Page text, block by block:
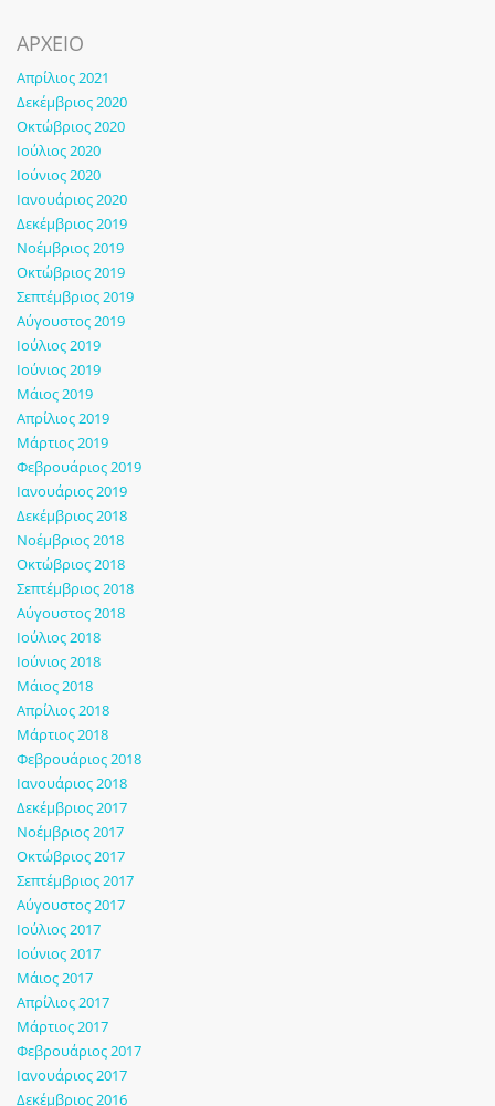
ΑΡΧΕΙΟ
Απρίλιος 2021
Δεκέμβριος 2020
Οκτώβριος 2020
Ιούλιος 2020
Ιούνιος 2020
Ιανουάριος 2020
Δεκέμβριος 2019
Νοέμβριος 2019
Οκτώβριος 2019
Σεπτέμβριος 2019
Αύγουστος 2019
Ιούλιος 2019
Ιούνιος 2019
Μάιος 2019
Απρίλιος 2019
Μάρτιος 2019
Φεβρουάριος 2019
Ιανουάριος 2019
Δεκέμβριος 2018
Νοέμβριος 2018
Οκτώβριος 2018
Σεπτέμβριος 2018
Αύγουστος 2018
Ιούλιος 2018
Ιούνιος 2018
Μάιος 2018
Απρίλιος 2018
Μάρτιος 2018
Φεβρουάριος 2018
Ιανουάριος 2018
Δεκέμβριος 2017
Νοέμβριος 2017
Οκτώβριος 2017
Σεπτέμβριος 2017
Αύγουστος 2017
Ιούλιος 2017
Ιούνιος 2017
Μάιος 2017
Απρίλιος 2017
Μάρτιος 2017
Φεβρουάριος 2017
Ιανουάριος 2017
Δεκέμβριος 2016